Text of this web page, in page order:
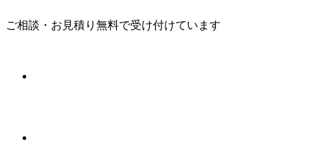
ご相談・お見積り無料で受け付けています